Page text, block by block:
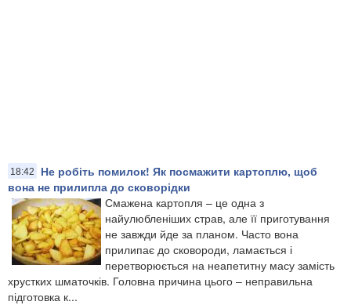
18:42
Не робіть помилок! Як посмажити картоплю, щоб
вона не прилипла до сковорідки
Смажена картопля – це одна з
найулюбленіших страв, але її приготування
не завжди йде за планом. Часто вона
прилипає до сковороди, ламається і
перетворюється на неапетитну масу замість
хрустких шматочків. Головна причина цього – неправильна
підготовка к...